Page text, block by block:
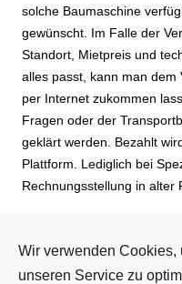
solche Baumaschine
gewünscht. Im Falle der
Standort, Mietpreis und
alles passt, kann man
per Internet zukommen
Fragen oder der
geklärt werden. Bezahlt
Plattform. Lediglich bei
Rechnungsstellung in alter
Typbeschreibungen
wenn ein Bagger,
Wir verwenden Cookies,
unseren Service zu